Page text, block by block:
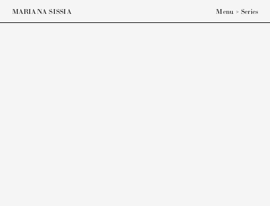
MARIANA SISSIA Menu >Series
ESPENG